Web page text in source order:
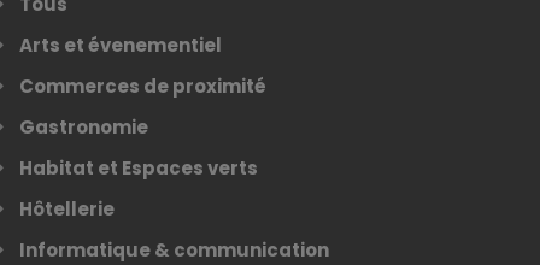
Arts et évenementiel
Commerces de proximité
Gastronomie
Habitat et Espaces verts
Hôtellerie
Informatique & communication